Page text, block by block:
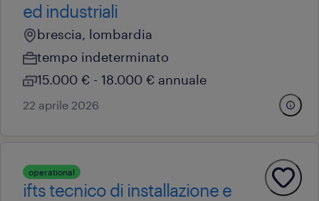
ed industriali
brescia, lombardia
tempo indeterminato
15.000 € - 18.000 € annuale
22 aprile 2026
operational
ifts tecnico di installazione e